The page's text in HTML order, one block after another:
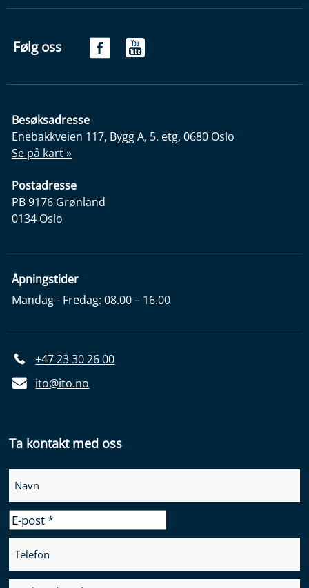
Følg oss
Besøksadresse
Enebakkveien 117, Bygg A, 5. etg, 0680 Oslo
Se på kart »
Postadresse
PB 9176 Grønland
0134 Oslo
Åpningstider
Mandag - Fredag: 08.00 – 16.00
+47 23 30 26 00
ito@ito.no
Ta kontakt med oss